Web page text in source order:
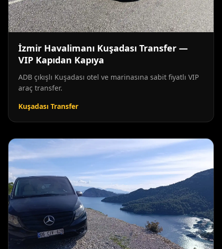
İzmir Havalimanı Kuşadası Transfer —
VIP Kapıdan Kapıya
ADB çıkışlı Kuşadası otel ve marinasına sabit fiyatlı VIP
araç transfer.
Kuşadası Transfer